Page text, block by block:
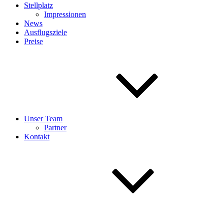
Stellplatz
Impressionen
News
Ausflugsziele
Preise
Unser Team
Partner
Kontakt